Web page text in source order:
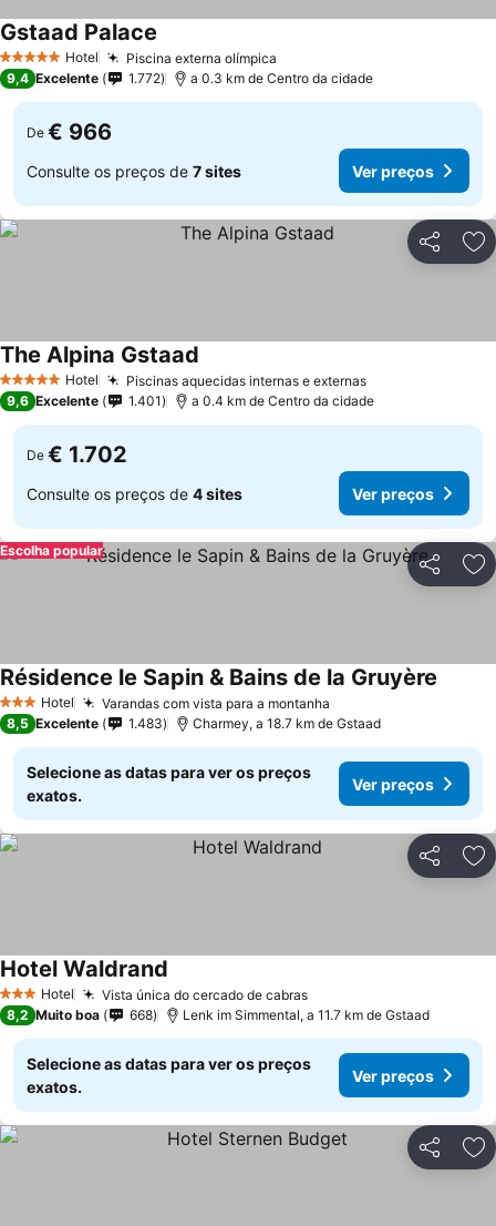
5 Estrelas Hotel Piscina externa olímpica
Gstaad Palace
9,4 Excelente 1.772 a 0.3 km de Centro da cidade
De € 966
Consulte os preços de 7 sites Ver preços
Partilhar
5 Estrelas Hotel Piscinas aquecidas internas e externasVer preços
The Alpina Gstaad
9,6 Excelente 1.401 a 0.4 km de Centro da cidade
De € 1.702
Consulte os preços de 4 sites Ver preços
Partilhar
Escolha popular
3 EstrelasHotel Varandas com vista para a montanha
Résidence le Sapin & Bains de la Gruyère
8,5 Excelente 1.483 Charmey, a 18.7 km de Gstaad
Selecione as datas para ver os preços
exatos.
Ver preços
Partilhar
3 EstrelasHotel Vista única do cercado de cabrasVer preços
Hotel Waldrand
8,2 Muito boa 668 Lenk im Simmental, a 11.7 km de Gstaad
Selecione as datas para ver os preços
exatos.
Ver preços
Partilhar